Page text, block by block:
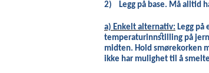
2) Legg på base. Må alltid
a) Enkelt alternativ: Legg på
temperaturinnstilling på
midten. Hold smørekorken
ikke har mulighet til å